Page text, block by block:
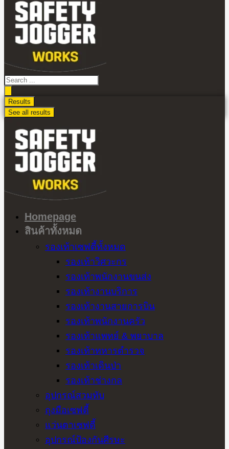
เนื้อหา
Search
...
Results
See all results
Homepage
สินค้าทั้งหมด
รองเท้าเซฟตี้ทั้งหมด
รองเท้าวิศวะกร
รองเท้าพนักงานขนส่ง
รองเท้างานบริการ
รองเท้างานสายการบิน
รองเท้าพนักงานครัว
รองเท้าแพทย์ & พยาบาล
รองเท้าทหารตำรวจ
รองเท้าเดินป่า
รองเท้าช่างกล
อุปกรณ์สวมทับ
ถุงมือเซฟตี้
แว่นตาเซฟตี้
อุปกรณ์ป้องกันศีรษะ